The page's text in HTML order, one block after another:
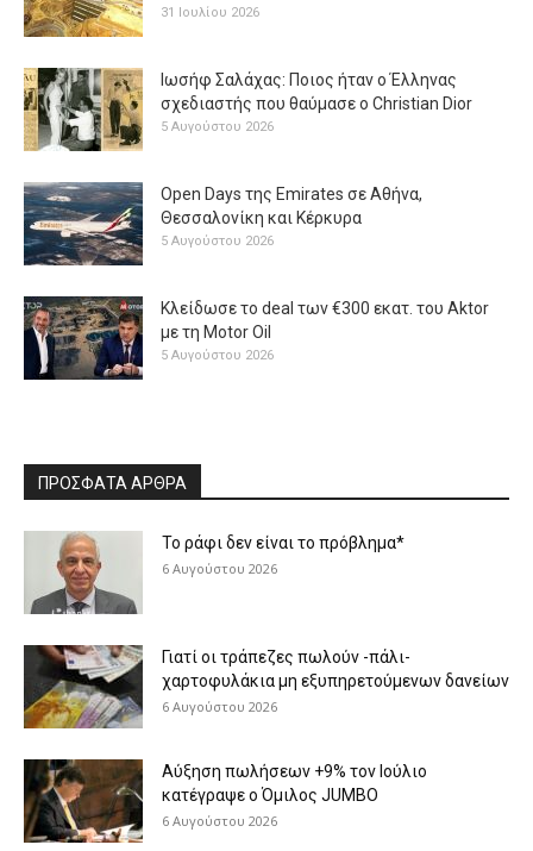
31 Ιουλίου 2026
Ιωσήφ Σαλάχας: Ποιος ήταν ο Έλληνας
σχεδιαστής που θαύμασε ο Christian Dior
5 Αυγούστου 2026
Open Days της Emirates σε Αθήνα,
Θεσσαλονίκη και Κέρκυρα
5 Αυγούστου 2026
Κλείδωσε το deal των €300 εκατ. του Aktor
με τη Μotor Oil
5 Αυγούστου 2026
ΠΡΟΣΦΑΤΑ ΑΡΘΡΑ
Το ράφι δεν είναι το πρόβλημα*
6 Αυγούστου 2026
Γιατί οι τράπεζες πωλούν -πάλι-
χαρτοφυλάκια μη εξυπηρετούμενων δανείων
6 Αυγούστου 2026
Aύξηση πωλήσεων +9% τον Ιούλιο
κατέγραψε ο Όμιλος JUMBO
6 Αυγούστου 2026